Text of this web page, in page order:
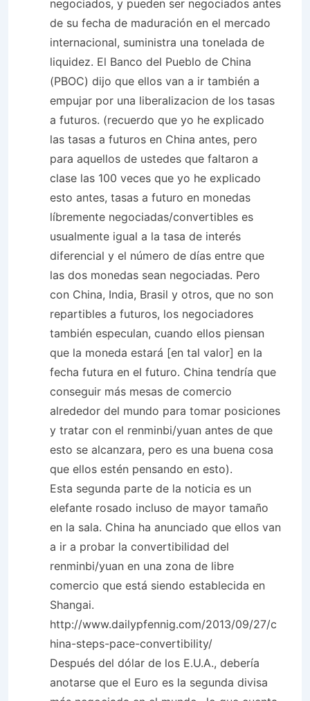
negociados, y pueden ser negociados antes
de su fecha de maduración en el mercado
internacional, suministra una tonelada de
liquidez. El Banco del Pueblo de China
(PBOC) dijo que ellos van a ir también a
empujar por una liberalizacion de los tasas
a futuros. (recuerdo que yo he explicado
las tasas a futuros en China antes, pero
para aquellos de ustedes que faltaron a
clase las 100 veces que yo he explicado
esto antes, tasas a futuro en monedas
líbremente negociadas/convertibles es
usualmente igual a la tasa de interés
diferencial y el número de días entre que
las dos monedas sean negociadas. Pero
con China, India, Brasil y otros, que no son
repartibles a futuros, los negociadores
también especulan, cuando ellos piensan
que la moneda estará [en tal valor] en la
fecha futura en el futuro. China tendría que
conseguir más mesas de comercio
alrededor del mundo para tomar posiciones
y tratar con el renminbi/yuan antes de que
esto se alcanzara, pero es una buena cosa
que ellos estén pensando en esto).
Esta segunda parte de la noticia es un
elefante rosado incluso de mayor tamaño
en la sala. China ha anunciado que ellos van
a ir a probar la convertibilidad del
renminbi/yuan en una zona de libre
comercio que está siendo establecida en
Shangai.
http://www.dailypfennig.com/2013/09/27/c
hina-steps-pace-convertibility/
Después del dólar de los E.U.A., debería
anotarse que el Euro es la segunda divisa